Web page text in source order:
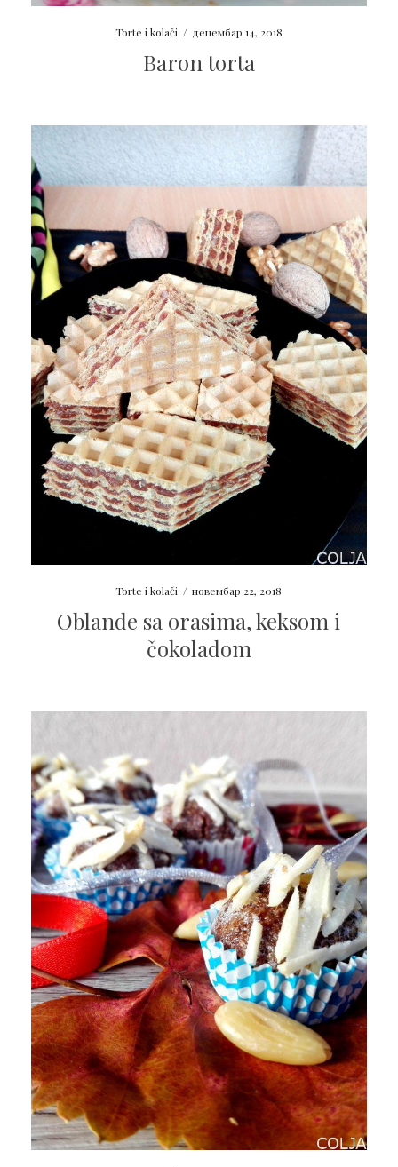
Torte i kolači / децембар 14, 2018
Baron torta
Torte i kolači / новембар 22, 2018
Oblande sa orasima, keksom i
čokoladom